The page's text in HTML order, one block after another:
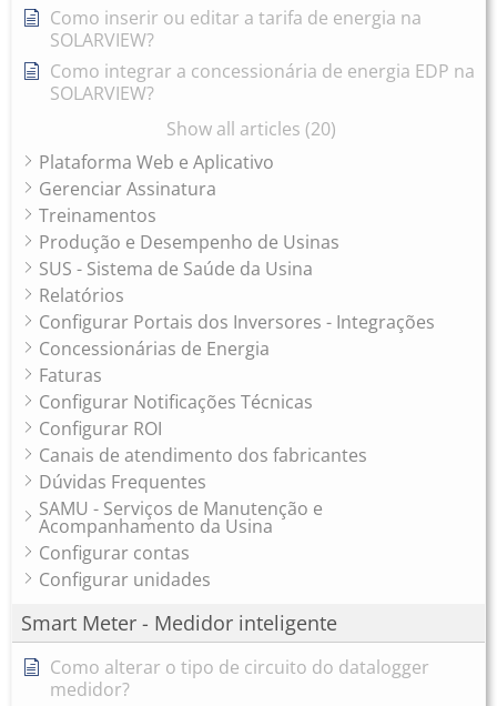
Como inserir ou editar a tarifa de energia na
SOLARVIEW?
Como integrar a concessionária de energia EDP na
SOLARVIEW?
Show all articles (20)
Plataforma Web e Aplicativo
Gerenciar Assinatura
Treinamentos
Produção e Desempenho de Usinas
SUS - Sistema de Saúde da Usina
Relatórios
Configurar Portais dos Inversores - Integrações
Concessionárias de Energia
Faturas
Configurar Notificações Técnicas
Configurar ROI
Canais de atendimento dos fabricantes
Dúvidas Frequentes
SAMU - Serviços de Manutenção e
Acompanhamento da Usina
Configurar contas
Configurar unidades
Smart Meter - Medidor inteligente
Como alterar o tipo de circuito do datalogger
medidor?